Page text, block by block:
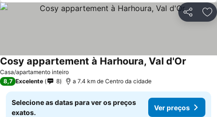
Partilhar
Casa/apartamento inteiro
Cosy appartement à Harhoura, Val d'Or
8,7 Excelente 8 a 7.4 km de Centro da cidade
Selecione as datas para ver os preços
exatos.
Ver preços